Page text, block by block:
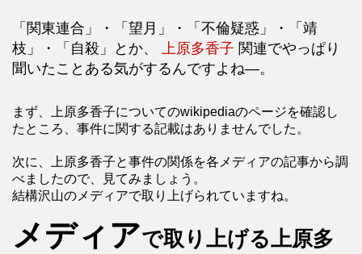
「関東連合」・「望月」・「不倫疑惑」・「靖
枝」・「自殺」とか、 上原多香子 関連でやっぱり
聞いたことある気がするんですよね―。
まず、上原多香子についてのwikipediaのページを確認し
たところ、事件に関する記載はありませんでした。
次に、上原多香子と事件の関係を各メディアの記事から調
べましたので、見てみましょう。
結構沢山のメディアで取り上げられていますね。
メディアで取り上げる上原多